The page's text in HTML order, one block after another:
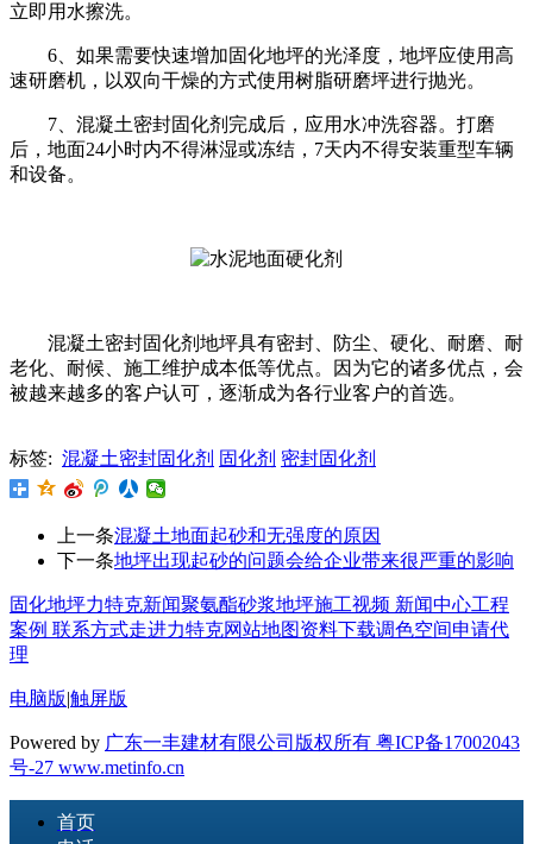
立即用水擦洗。
6、如果需要快速增加固化地坪的光泽度，地坪应使用高
速研磨机，以双向干燥的方式使用树脂研磨坪进行抛光。
7、混凝土密封固化剂完成后，应用水冲洗容器。打磨
后，地面24小时内不得淋湿或冻结，7天内不得安装重型车辆
和设备。
混凝土密封固化剂地坪具有密封、防尘、硬化、耐磨、耐
老化、耐候、施工维护成本低等优点。因为它的诸多优点，会
被越来越多的客户认可，逐渐成为各行业客户的首选。
标签: 混凝土密封固化剂 固化剂 密封固化剂
上一条混凝土地面起砂和无强度的原因
下一条地坪出现起砂的问题会给企业带来很严重的影响
固化地坪力特克新闻聚氨酯砂浆地坪施工视频 新闻中心工程
案例 联系方式走进力特克网站地图资料下载调色空间申请代
理
电脑版|触屏版
Powered by 广东一丰建材有限公司版权所有 粤ICP备17002043
号-27 www.metinfo.cn
首页